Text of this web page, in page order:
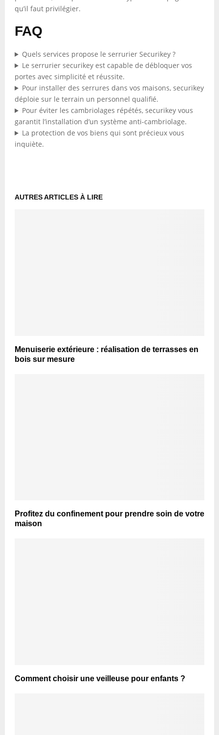
qu’il faut privilégier.
FAQ
Quels services propose le serrurier Securikey ?
Le serrurier securikey est capable de débloquer vos
portes avec simplicité et réussite.
Pour installer des serrures dans vos maisons, securikey
déploie sur le terrain un personnel qualifié.
Pour éviter les cambriolages répétés, securikey vous
garantit l’installation d’un système anti-cambriolage.
La protection de vos biens qui sont précieux vous
inquiète.
AUTRES ARTICLES À LIRE
Menuiserie extérieure : réalisation de terrasses en
bois sur mesure
Profitez du confinement pour prendre soin de votre
maison
Comment choisir une veilleuse pour enfants ?